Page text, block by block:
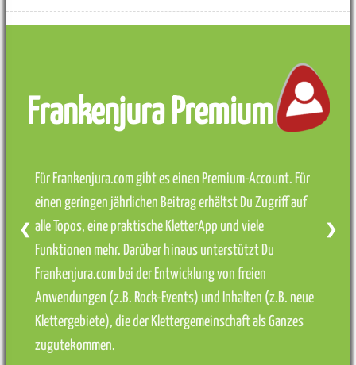
Frankenjura Premium
Für Frankenjura.com gibt es einen Premium-Account. Für
einen geringen jährlichen Beitrag erhältst Du Zugriff auf
alle Topos, eine praktische KletterApp und viele
Funktionen mehr. Darüber hinaus unterstützt Du
Frankenjura.com bei der Entwicklung von freien
Anwendungen (z.B. Rock-Events) und Inhalten (z.B. neue
Klettergebiete), die der Klettergemeinschaft als Ganzes
zugutekommen.
❮ ❯